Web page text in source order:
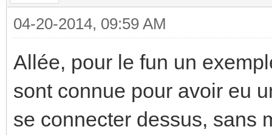
04-20-2014, 09:59 AM
Allée, pour le fun un
sont connue pour avoir eu
se connecter dessus, sans